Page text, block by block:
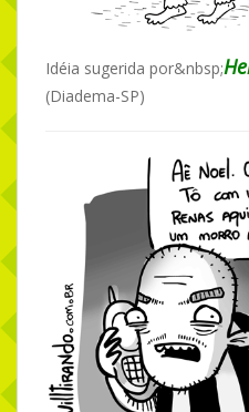
Idéia sugerida por&nbsp;
(Diadema-SP)